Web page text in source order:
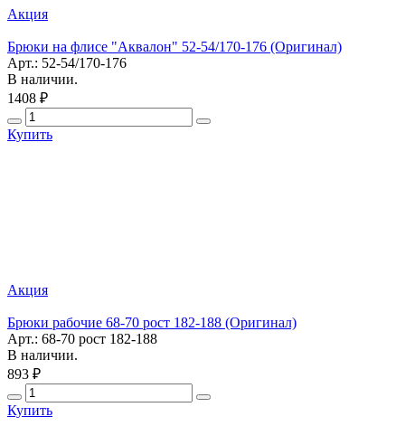
Акция
Брюки на флисе "Аквалон" 52-54/170-176 (Оригинал)
Арт.: 52-54/170-176
В наличии.
1408 ₽
Купить
Акция
Брюки рабочие 68-70 рост 182-188 (Оригинал)
Арт.: 68-70 рост 182-188
В наличии.
893 ₽
Купить